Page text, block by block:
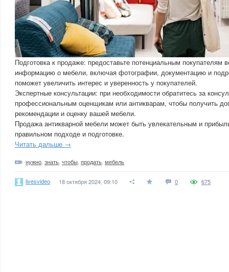
Подготовка к продаже: предоставьте потенциальным покупателям
информацию о мебели, включая фотографии, документацию и
поможет увеличить интерес и уверенность у покупателей.
Экспертные консультации: при необходимости обратитесь за
профессиональным оценщикам или антикварам, чтобы получить
рекомендации и оценку вашей мебели.
Продажа антикварной мебели может быть увлекательным и
правильном подходе и подготовке.
Читать дальше →
нужно знать чтобы продать мебель
livesvideo 18 октября 2024, 09:10 0 675